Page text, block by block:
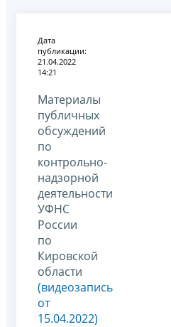
Дата
публикации:
21.04.2022
14:21
Материалы
публичных
обсуждений
по
контрольно-
надзорной
деятельности
УФНС
России
по
Кировской
области
(видеозапись
от
15.04.2022)